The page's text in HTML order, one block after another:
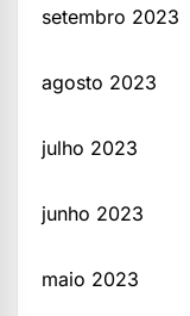
setembro 2023
agosto 2023
julho 2023
junho 2023
maio 2023